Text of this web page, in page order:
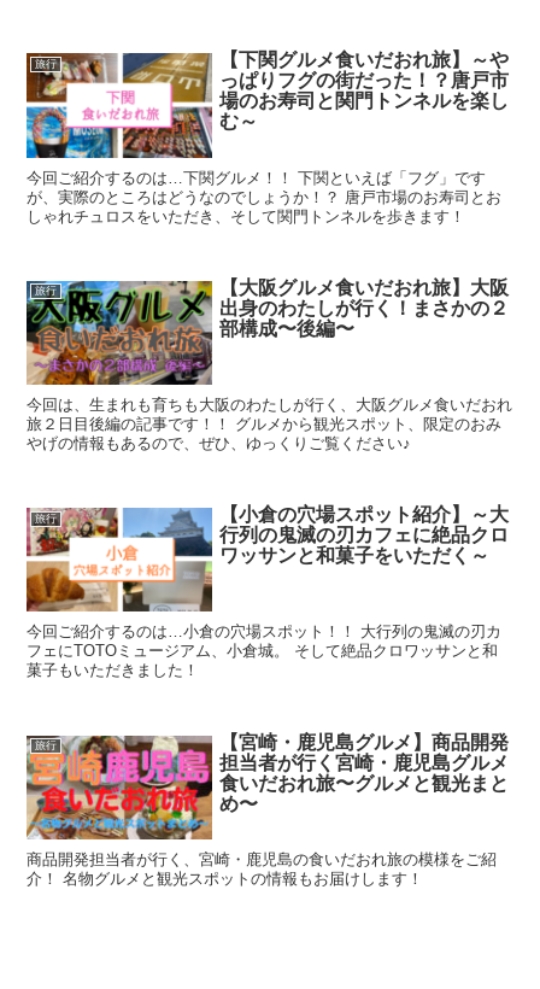
旅行
【下関グルメ食いだおれ旅】～や
っぱりフグの街だった！？唐戸市
場のお寿司と関門トンネルを楽し
む～
今回ご紹介するのは…下関グルメ！！ 下関といえば「フグ」です
が、実際のところはどうなのでしょうか！？ 唐戸市場のお寿司とお
しゃれチュロスをいただき、そして関門トンネルを歩きます！
旅行
【大阪グルメ食いだおれ旅】大阪
出身のわたしが行く！まさかの２
部構成〜後編〜
今回は、生まれも育ちも大阪のわたしが行く、大阪グルメ食いだおれ
旅２日目後編の記事です！！ グルメから観光スポット、限定のおみ
やげの情報もあるので、ぜひ、ゆっくりご覧ください♪
旅行
【小倉の穴場スポット紹介】～大
行列の鬼滅の刃カフェに絶品クロ
ワッサンと和菓子をいただく～
今回ご紹介するのは…小倉の穴場スポット！！ 大行列の鬼滅の刃カ
フェにTOTOミュージアム、小倉城。 そして絶品クロワッサンと和
菓子もいただきました！
旅行
【宮崎・鹿児島グルメ】商品開発
担当者が行く宮崎・鹿児島グルメ
食いだおれ旅〜グルメと観光まと
め〜
商品開発担当者が行く、宮崎・鹿児島の食いだおれ旅の模様をご紹
介！ 名物グルメと観光スポットの情報もお届けします！